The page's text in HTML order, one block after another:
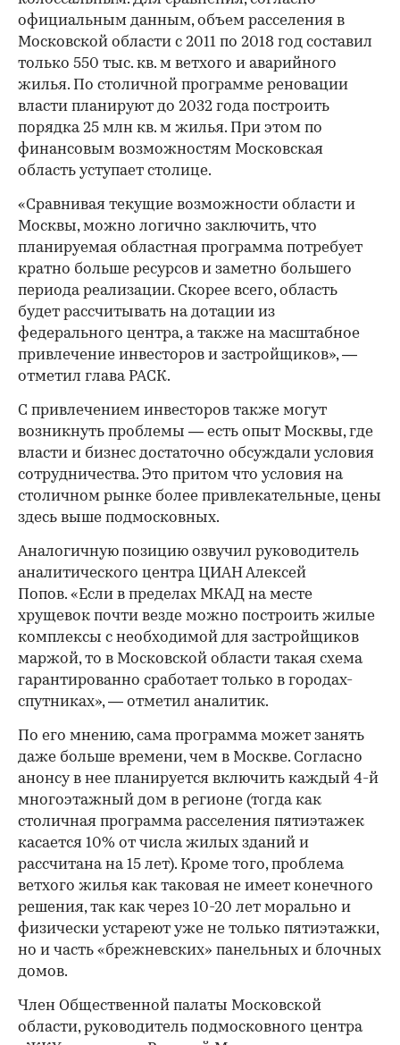
официальным данным, объем расселения в
Московской области с 2011 по 2018 год составил
только 550 тыс. кв. м ветхого и аварийного
жилья. По столичной программе реновации
власти планируют до 2032 года построить
порядка 25 млн кв. м жилья. При этом по
финансовым возможностям Московская
область уступает столице.
«Сравнивая текущие возможности области и
Москвы, можно логично заключить, что
планируемая областная программа потребует
кратно больше ресурсов и заметно большего
периода реализации. Скорее всего, область
будет рассчитывать на дотации из
федерального центра, а также на масштабное
привлечение инвесторов и застройщиков», —
отметил глава РАСК.
С привлечением инвесторов также могут
возникнуть проблемы — есть опыт Москвы, где
власти и бизнес достаточно обсуждали условия
сотрудничества. Это притом что условия на
столичном рынке более привлекательные, цены
здесь выше подмосковных.
Аналогичную позицию озвучил руководитель
аналитического центра ЦИАН Алексей
Попов. «Если в пределах МКАД на месте
хрущевок почти везде можно построить жилые
комплексы с необходимой для застройщиков
маржой, то в Московской области такая схема
гарантированно сработает только в городах-
спутниках», — отметил аналитик.
По его мнению, сама программа может занять
даже больше времени, чем в Москве. Согласно
анонсу в нее планируется включить каждый 4-й
многоэтажный дом в регионе (тогда как
столичная программа расселения пятиэтажек
касается 10% от числа жилых зданий и
рассчитана на 15 лет). Кроме того, проблема
ветхого жилья как таковая не имеет конечного
решения, так как через 10-20 лет морально и
физически устареют уже не только пятиэтажки,
но и часть «брежневских» панельных и блочных
домов.
Член Общественной палаты Московской
области, руководитель подмосковного центра